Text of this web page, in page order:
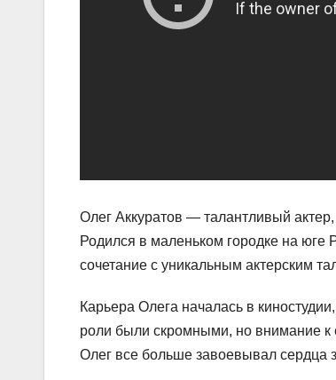
Олег Аккуратов — талантливый
Родился в маленьком городке на юге
сочетание с уникальным актерским
Карьера Олега началась в
роли были скромными, но внимание к
Олег все больше завоевывал сердца